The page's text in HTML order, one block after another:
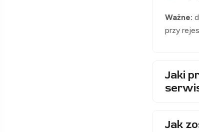
Ważne:
przy
Jaki
Jak